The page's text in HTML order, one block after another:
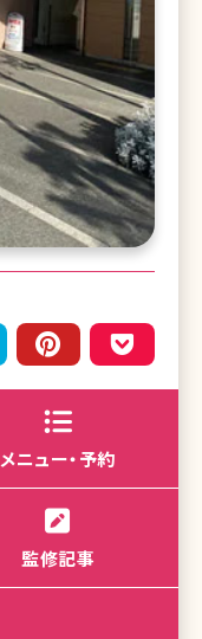
メニュー・予約
監修記事